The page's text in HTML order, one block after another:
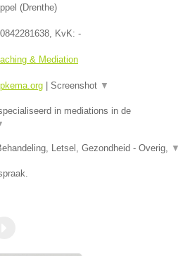
(Drenthe)
0842281638, KvK: -
& Mediation
Screenshot ▼
in mediations in de
Letsel, Gezondheid - Overig, ▼